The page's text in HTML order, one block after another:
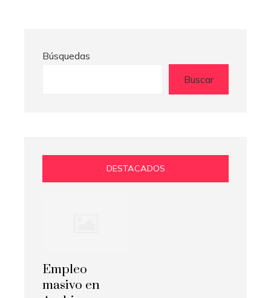
Búsquedas
Buscar
DESTACADOS
Empleo
masivo en